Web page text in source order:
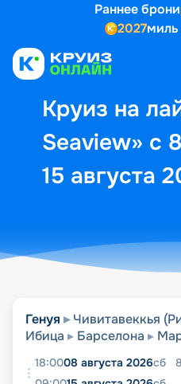
Раннее
2027
Круиз на
Seaview» с
15 августа
Выбор
Генуя Чивитавеккья
Ибица
Барселона
18:0008 августа 2026сб 8